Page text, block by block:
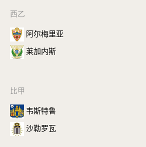
西乙
阿尔梅里亚
莱加内斯
比甲
韦斯特鲁
沙勒罗瓦